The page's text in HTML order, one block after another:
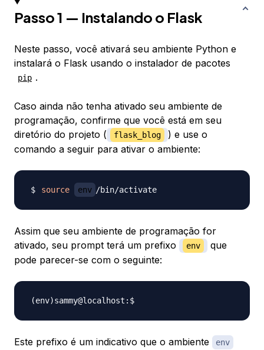
Passo 1 — Instalando o Flask
Neste passo, você ativará seu ambiente Python e
instalará o Flask usando o instalador de pacotes
pip .
Caso ainda não tenha ativado seu ambiente de
programação, confirme que você está em seu
diretório do projeto (
flask_blog
) e use o
comando a seguir para ativar o ambiente:
source env
Assim que seu ambiente de programação for
ativado, seu prompt terá um prefixo
env
que
pode parecer-se com o seguinte:
Este prefixo é um indicativo que o ambiente env